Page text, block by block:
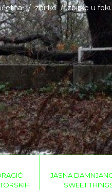
zbirke zbirke u
JASNA
SWEET